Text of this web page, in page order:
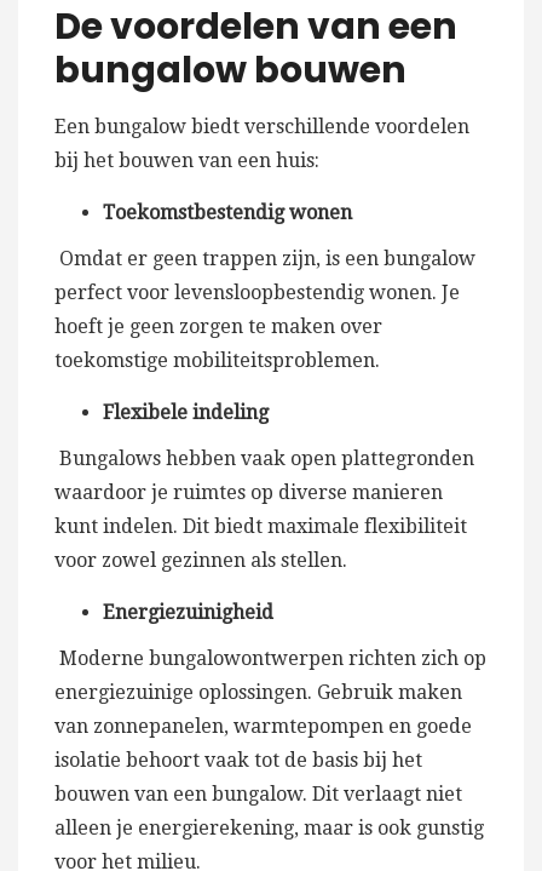
De voordelen van een
bungalow bouwen
Een bungalow biedt verschillende voordelen
bij het bouwen van een huis:
Toekomstbestendig wonen
Omdat er geen trappen zijn, is een bungalow
perfect voor levensloopbestendig wonen. Je
hoeft je geen zorgen te maken over
toekomstige mobiliteitsproblemen.
Flexibele indeling
Bungalows hebben vaak open plattegronden
waardoor je ruimtes op diverse manieren
kunt indelen. Dit biedt maximale flexibiliteit
voor zowel gezinnen als stellen.
Energiezuinigheid
Moderne bungalowontwerpen richten zich op
energiezuinige oplossingen. Gebruik maken
van zonnepanelen, warmtepompen en goede
isolatie behoort vaak tot de basis bij het
bouwen van een bungalow. Dit verlaagt niet
alleen je energierekening, maar is ook gunstig
voor het milieu.